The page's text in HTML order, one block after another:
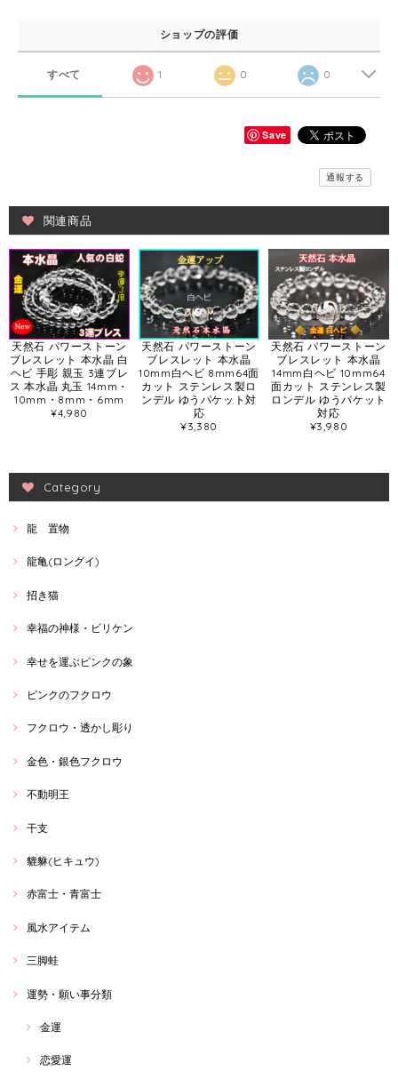
ショップの評価
すべて 1 0 0
Save
通報する
関連商品
天然石 パワーストーン
ブレスレット 本水晶 白
ヘビ 手彫 親玉 3連ブレ
ス 本水晶 丸玉 14mm・
10mm・8mm・6mm
¥4,980
天然石 パワーストーン
ブレスレット 本水晶
10mm白ヘビ 8mm64面
カット ステンレス製ロ
ンデル ゆうパケット対
応
¥3,380
天然石 パワーストーン
ブレスレット 本水晶
14mm白ヘビ 10mm64
面カット ステンレス製
ロンデル ゆうパケット
対応
¥3,980
Category
龍 置物
龍亀(ロングイ)
招き猫
幸福の神様・ビリケン
幸せを運ぶピンクの象
ピンクのフクロウ
フクロウ・透かし彫り
金色・銀色フクロウ
不動明王
干支
貔貅(ヒキュウ)
赤富士・青富士
風水アイテム
三脚蛙
運勢・願い事分類
金運
恋愛運